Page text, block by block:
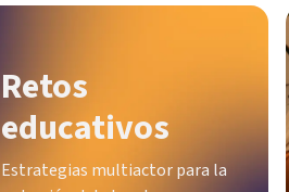
Retos
educativos
Estrategias multiactor para la